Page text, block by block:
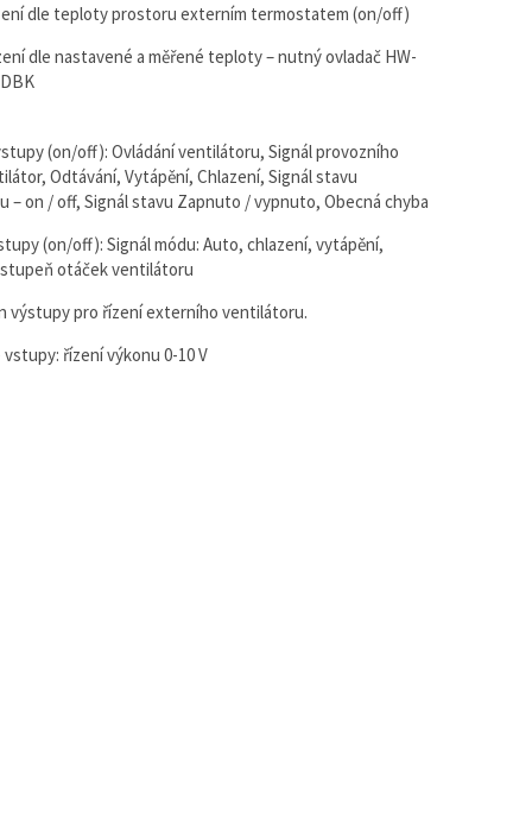
dle teploty prostoru externím termostatem (on/off)
dle nastavené a měřené teploty – nutný ovladač HW-
(on/off): Ovládání ventilátoru, Signál provozního
Odtávání, Vytápění, Chlazení, Signál stavu
– on / off, Signál stavu Zapnuto / vypnuto, Obecná chyba
(on/off): Signál módu: Auto, chlazení, vytápění,
otáček ventilátoru
výstupy pro řízení externího ventilátoru.
řízení výkonu 0-10 V